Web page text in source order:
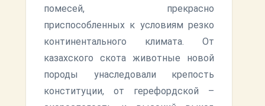
помесей, прекрасно
приспособленных к условиям резко
континентального климата. От
казахского скота животные новой
породы унаследовали крепость
конституции, от герефордской –